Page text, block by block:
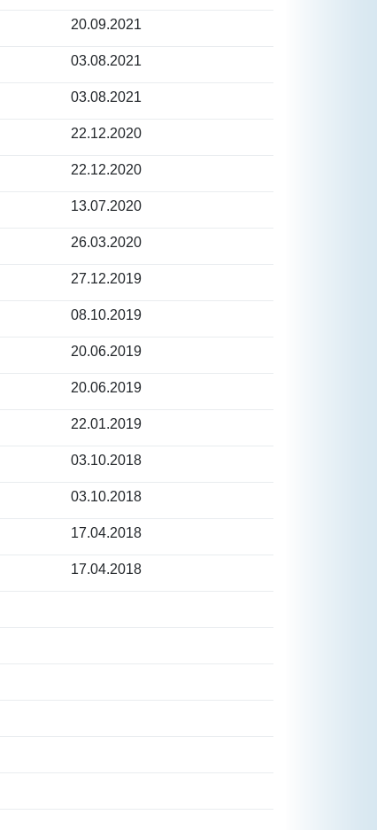
20.09.2021
03.08.2021
03.08.2021
22.12.2020
22.12.2020
13.07.2020
26.03.2020
27.12.2019
08.10.2019
20.06.2019
20.06.2019
22.01.2019
03.10.2018
03.10.2018
17.04.2018
17.04.2018